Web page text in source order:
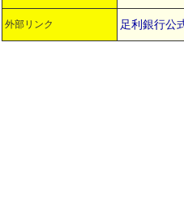
外部リンク 足利銀行公